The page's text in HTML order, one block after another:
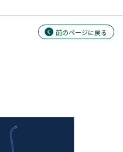
前のページに戻る